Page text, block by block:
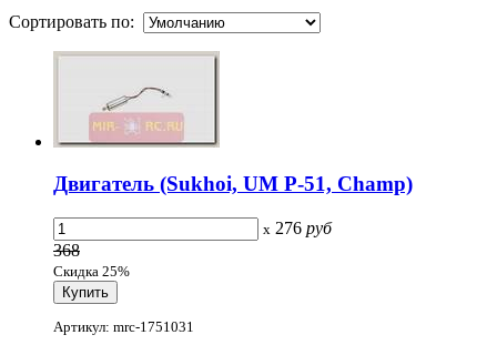
Сортировать по:
Двигатель (Sukhoi, UM P-51, Champ)
x 276 руб
368
Скидка 25%
Артикул: mrc-1751031